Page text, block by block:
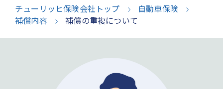
チューリッヒ保険会社トップ
自動車保険
補償内容
補償の重複について